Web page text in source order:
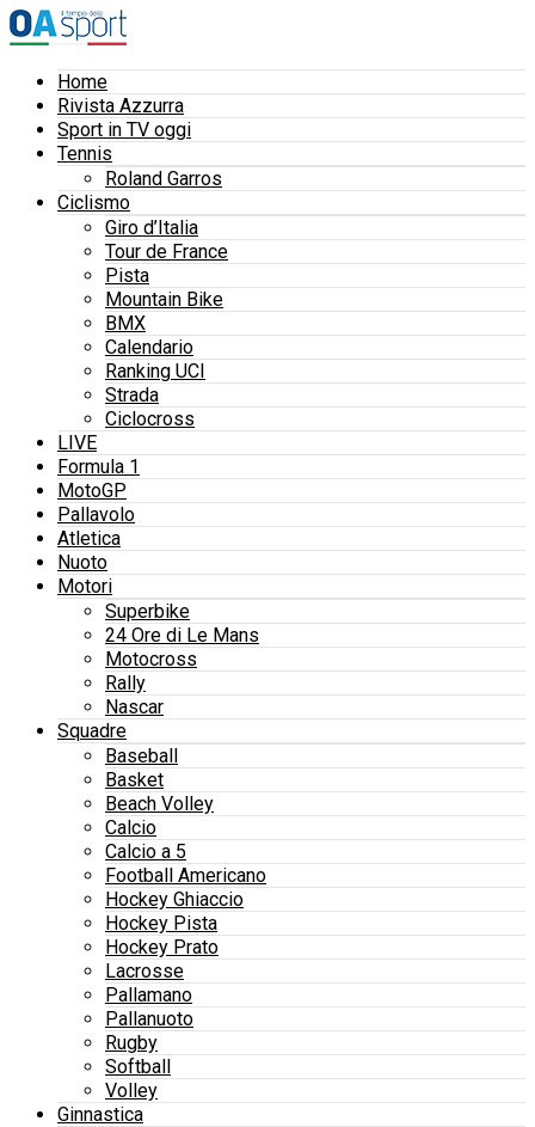
Home
Rivista Azzurra
Sport in TV oggi
Tennis
Roland Garros
Ciclismo
Giro d’Italia
Tour de France
Pista
Mountain Bike
BMX
Calendario
Ranking UCI
Strada
Ciclocross
LIVE
Formula 1
MotoGP
Pallavolo
Atletica
Nuoto
Motori
Superbike
24 Ore di Le Mans
Motocross
Rally
Nascar
Squadre
Baseball
Basket
Beach Volley
Calcio
Calcio a 5
Football Americano
Hockey Ghiaccio
Hockey Pista
Hockey Prato
Lacrosse
Pallamano
Pallanuoto
Rugby
Softball
Volley
Ginnastica